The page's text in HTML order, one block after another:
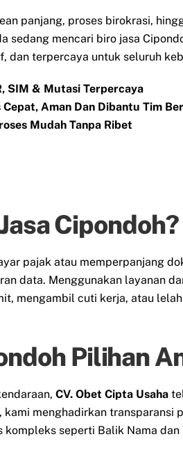
panjang, proses birokrasi,
mencari biro jasa
terpercaya untuk seluruh
SIM & Mutasi Terpercaya
Aman Dan Dibantu Tim
Mudah Tanpa Ribet
Cipondoh?
pajak atau memperpanjang
data. Menggunakan layanan
mengambil cuti kerja, atau
Pilihan
CV. Obet Cipta Usaha
, kami menghadirkan transparansi
kompleks seperti Balik Nama dan